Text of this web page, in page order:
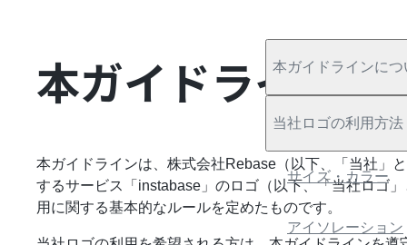
本ガイドラインに
本ガイドラインは、株式会社Rebase（以下、「当社」
するサービス「instabase」のロゴ（以下、「当社ロゴ
用に関する基本的なルールを定めたものです。
本ガイドラインにつ
当社ロゴの利用方法
サイズ・カラー
アイソレーション